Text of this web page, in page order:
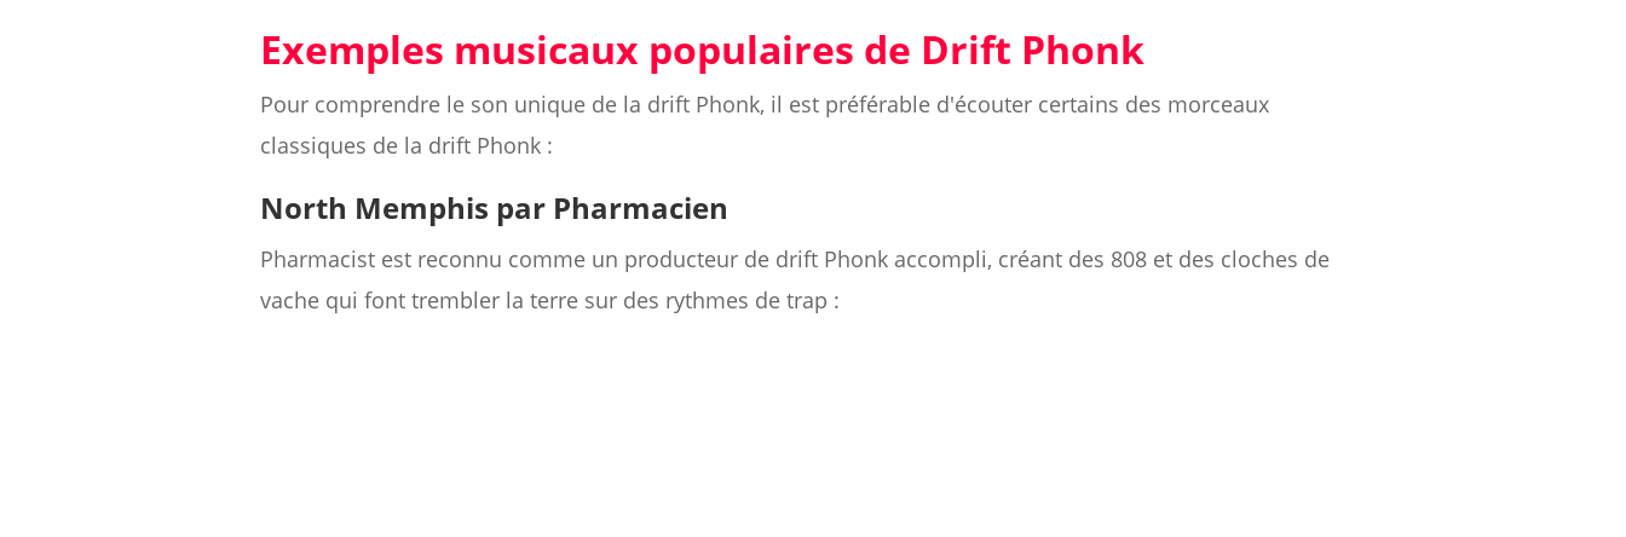
Exemples musicaux populaires de Drift Phonk
Pour comprendre le son unique de la drift Phonk, il est préférable d'écouter certains des morceaux
classiques de la drift Phonk :
North Memphis par Pharmacien
Pharmacist est reconnu comme un producteur de drift Phonk accompli, créant des 808 et des cloches de
vache qui font trembler la terre sur des rythmes de trap :